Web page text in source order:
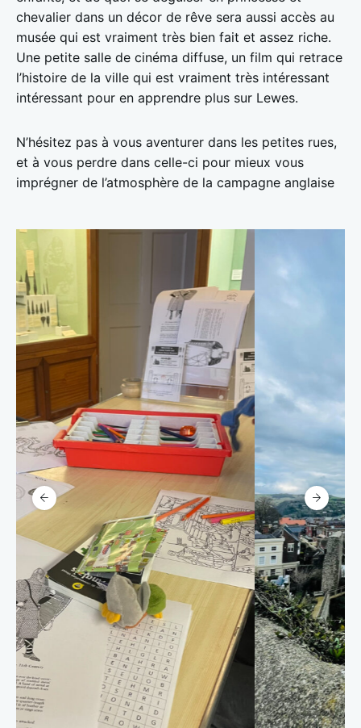
chevalier dans un décor de rêve sera aussi accès au
musée qui est vraiment très bien fait et assez riche.
Une petite salle de cinéma diffuse, un film qui retrace
l’histoire de la ville qui est vraiment très intéressant
intéressant pour en apprendre plus sur Lewes.
N’hésitez pas à vous aventurer dans les petites rues,
et à vous perdre dans celle-ci pour mieux vous
imprégner de l’atmosphère de la campagne anglaise